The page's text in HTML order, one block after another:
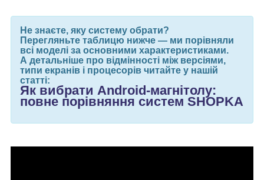
Не знаєте, яку систему обрати?
Перегляньте таблицю нижче — ми порівняли
всі моделі за основними характеристиками.
А детальніше про відмінності між версіями,
типи екранів і процесорів читайте у нашій
статті:
Як вибрати Android-магнітолу:
повне порівняння систем SHOPKA